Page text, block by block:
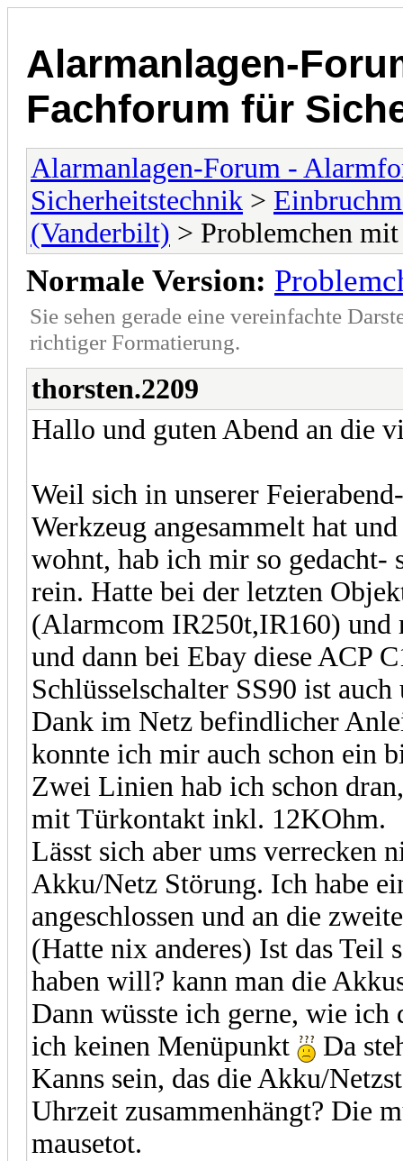
Alarmanlagen-
Fachforum für
Alarmanlagen-Forum -
Sicherheitstechnik >
(Vanderbilt) > Problemchen
Normale Version:
Sie sehen gerade eine vereinfachte
richtiger Formatierung.
thorsten.2209
Hallo und guten Abend an die
Weil sich in unserer
Werkzeug angesammelt hat
wohnt, hab ich mir so gedacht-
rein. Hatte bei der letzten
(Alarmcom IR250t,IR160) und
und dann bei Ebay diese ACP
Schlüsselschalter SS90 ist auch
Dank im Netz befindlicher
konnte ich mir auch schon ein
Zwei Linien hab ich schon
mit Türkontakt inkl. 12KOhm.
Lässt sich aber ums verrecken
Akku/Netz Störung. Ich habe
angeschlossen und an die
(Hatte nix anderes) Ist das Teil
haben will? kann man die
Dann wüsste ich gerne, wie
ich keinen Menüpunkt
Da
Kanns sein, das die Akku/
Uhrzeit zusammenhängt? Die
mausetot.